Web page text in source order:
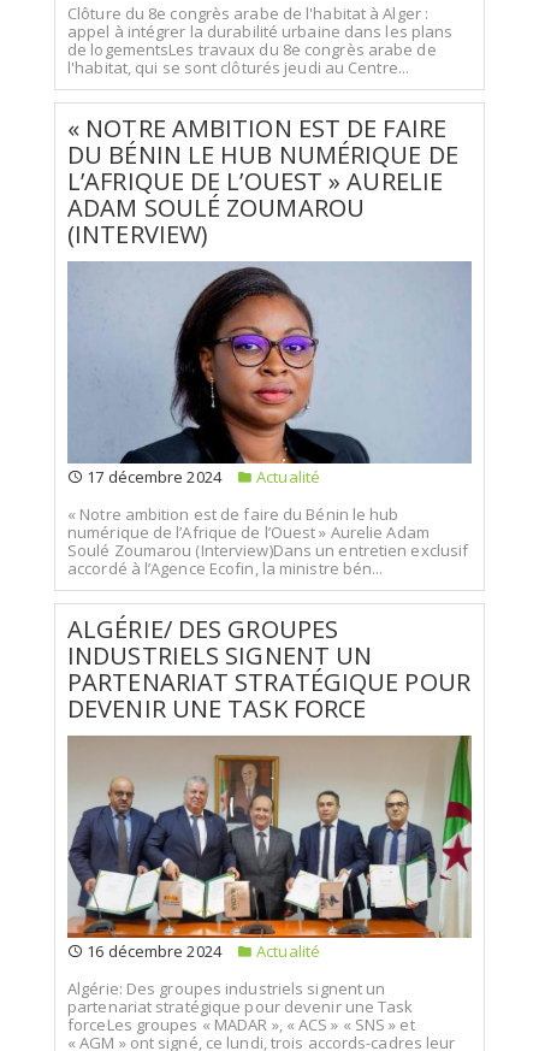
Clôture du 8e congrès arabe de l'habitat à Alger :
appel à intégrer la durabilité urbaine dans les plans
de logementsLes travaux du 8e congrès arabe de
l'habitat, qui se sont clôturés jeudi au Centre...
« NOTRE AMBITION EST DE FAIRE
DU BÉNIN LE HUB NUMÉRIQUE DE
L’AFRIQUE DE L’OUEST » AURELIE
ADAM SOULÉ ZOUMAROU
(INTERVIEW)
17 décembre 2024
Actualité
« Notre ambition est de faire du Bénin le hub
numérique de l’Afrique de l’Ouest » Aurelie Adam
Soulé Zoumarou (Interview)Dans un entretien exclusif
accordé à l’Agence Ecofin, la ministre bén...
ALGÉRIE/ DES GROUPES
INDUSTRIELS SIGNENT UN
PARTENARIAT STRATÉGIQUE POUR
DEVENIR UNE TASK FORCE
16 décembre 2024
Actualité
Algérie: Des groupes industriels signent un
partenariat stratégique pour devenir une Task
forceLes groupes « MADAR », « ACS » « SNS » et
« AGM » ont signé, ce lundi, trois accords-cadres leur